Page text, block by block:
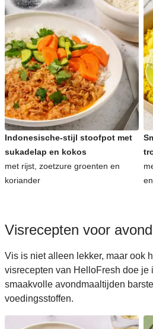
Indonesische-stijl stoofpot met
sukadelap en kokos
met rijst, zoetzure groenten en
koriander
Visrecepten voor
Vis is niet alleen lekker, maar ook
visrecepten van HelloFresh doe je
smaakvolle avondmaaltijden
voedingsstoffen.